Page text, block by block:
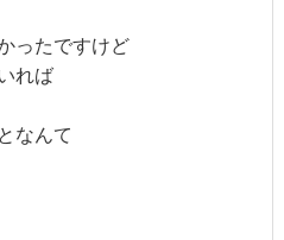
ったですけど
れば
なんて